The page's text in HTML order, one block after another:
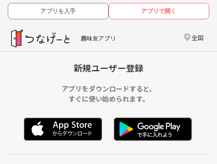
アプリを入手 アプリで開く
趣味友アプリ 全国
新規ユーザー登録
アプリをダウンロードすると、
すぐに使い始められます。